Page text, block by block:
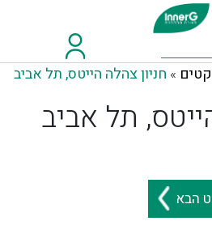
» חניון צהלה הייטס, תל אביב
תל אביב
הבא